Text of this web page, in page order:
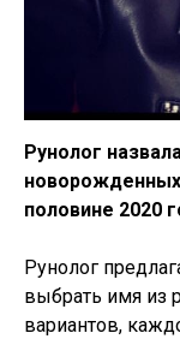
Рунолог
половине 2020
Рунолог
выбрать имя из
вариантов,